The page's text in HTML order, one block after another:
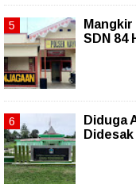
SDN 84
Diduga